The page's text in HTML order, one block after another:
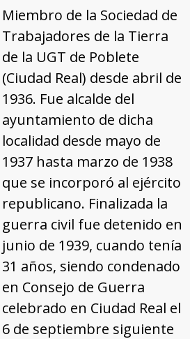
Miembro de la Sociedad de
Trabajadores de la Tierra
de la UGT de Poblete
(Ciudad Real) desde abril de
1936. Fue alcalde del
ayuntamiento de dicha
localidad desde mayo de
1937 hasta marzo de 1938
que se incorporó al ejército
republicano. Finalizada la
guerra civil fue detenido en
junio de 1939, cuando tenía
31 años, siendo condenado
en Consejo de Guerra
celebrado en Ciudad Real el
6 de septiembre siguiente